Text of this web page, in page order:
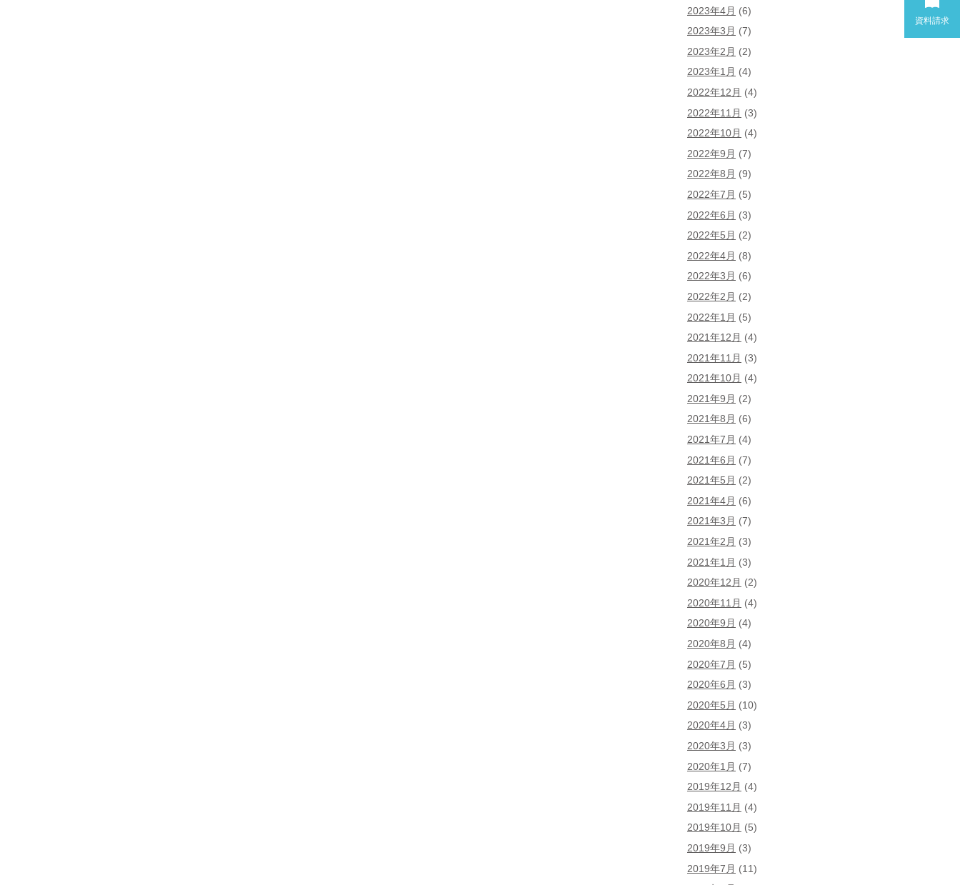
2023年4月 (6)
2023年3月 (7)
2023年2月 (2)
2023年1月 (4)
2022年12月 (4)
2022年11月 (3)
2022年10月 (4)
2022年9月 (7)
2022年8月 (9)
2022年7月 (5)
2022年6月 (3)
2022年5月 (2)
2022年4月 (8)
2022年3月 (6)
2022年2月 (2)
2022年1月 (5)
2021年12月 (4)
2021年11月 (3)
2021年10月 (4)
2021年9月 (2)
2021年8月 (6)
2021年7月 (4)
2021年6月 (7)
2021年5月 (2)
2021年4月 (6)
2021年3月 (7)
2021年2月 (3)
2021年1月 (3)
2020年12月 (2)
2020年11月 (4)
2020年9月 (4)
2020年8月 (4)
2020年7月 (5)
2020年6月 (3)
2020年5月 (10)
2020年4月 (3)
2020年3月 (3)
2020年1月 (7)
2019年12月 (4)
2019年11月 (4)
2019年10月 (5)
2019年9月 (3)
2019年7月 (11)
資料請求